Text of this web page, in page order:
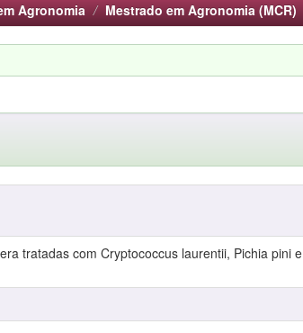
Agronomia Mestrado em Agronomia (MCR)
tratadas com Cryptococcus laurentii, Pichia pini e